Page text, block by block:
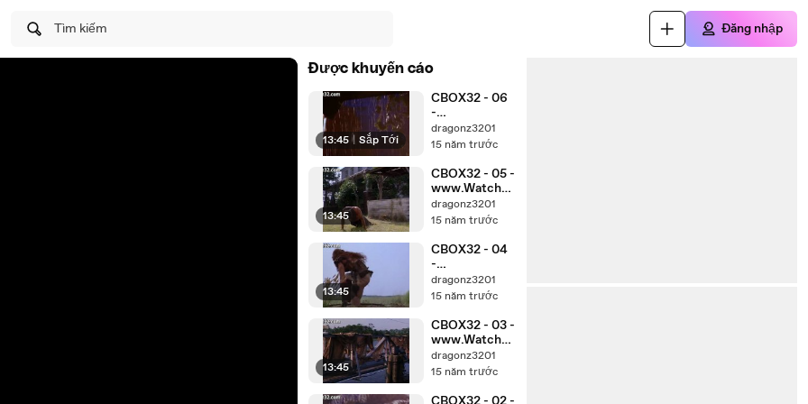
Tìm kiếm Đăng nhập
Được khuyến cáo
13:45 | Sắp Tới
CBOX32 - 06
-
www.Watch3
2.Com
dragonz3201
15 năm trước
13:45
CBOX32 - 05 -
www.Watch3
2.Com
dragonz3201
15 năm trước
13:45
CBOX32 - 04
-
www.Watch3
2.Com
dragonz3201
15 năm trước
13:45
CBOX32 - 03 -
www.Watch3
2.Com
dragonz3201
15 năm trước